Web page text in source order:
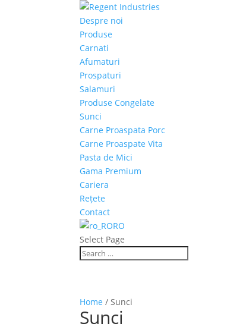
Despre noi
Produse
Carnati
Afumaturi
Prospaturi
Salamuri
Produse Congelate
Sunci
Carne Proaspata Porc
Carne Proaspate Vita
Pasta de Mici
Gama Premium
Cariera
Rețete
Contact
RO
Select Page
Home / Sunci
Sunci